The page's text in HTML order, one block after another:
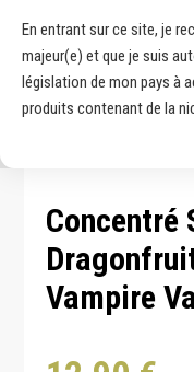
En entrant sur ce site, je
majeur(e) et que je suis
législation de mon pays à
produits contenant de la
Concentré
Vampire